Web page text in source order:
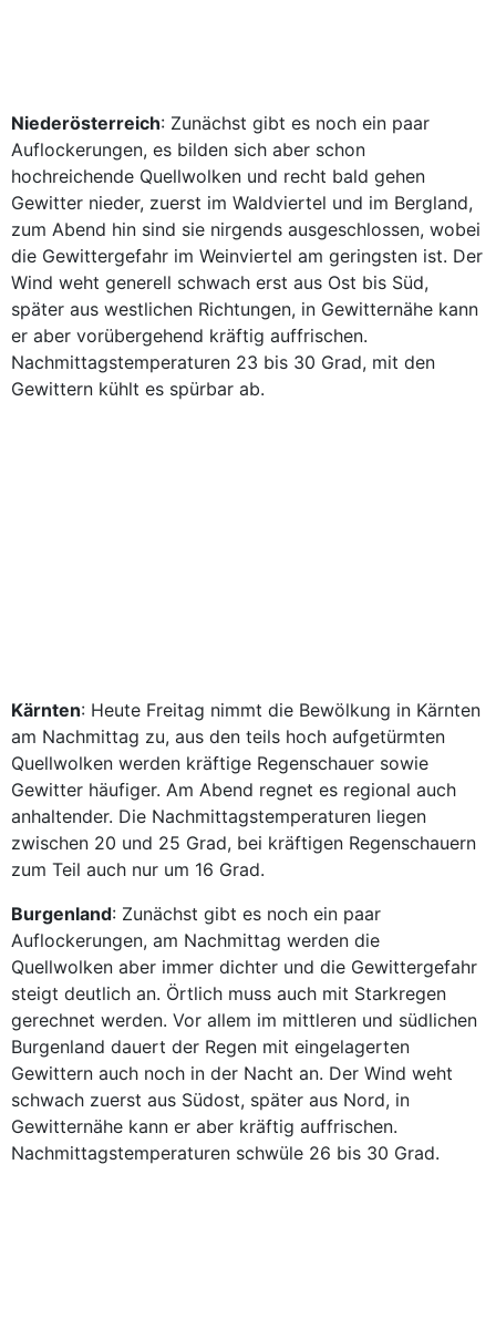
Niederösterreich: Zunächst gibt es noch ein paar
Auflockerungen, es bilden sich aber schon
hochreichende Quellwolken und recht bald gehen
Gewitter nieder, zuerst im Waldviertel und im Bergland,
zum Abend hin sind sie nirgends ausgeschlossen, wobei
die Gewittergefahr im Weinviertel am geringsten ist. Der
Wind weht generell schwach erst aus Ost bis Süd,
später aus westlichen Richtungen, in Gewitternähe kann
er aber vorübergehend kräftig auffrischen.
Nachmittagstemperaturen 23 bis 30 Grad, mit den
Gewittern kühlt es spürbar ab.
Kärnten: Heute Freitag nimmt die Bewölkung in Kärnten
am Nachmittag zu, aus den teils hoch aufgetürmten
Quellwolken werden kräftige Regenschauer sowie
Gewitter häufiger. Am Abend regnet es regional auch
anhaltender. Die Nachmittagstemperaturen liegen
zwischen 20 und 25 Grad, bei kräftigen Regenschauern
zum Teil auch nur um 16 Grad.
Burgenland: Zunächst gibt es noch ein paar
Auflockerungen, am Nachmittag werden die
Quellwolken aber immer dichter und die Gewittergefahr
steigt deutlich an. Örtlich muss auch mit Starkregen
gerechnet werden. Vor allem im mittleren und südlichen
Burgenland dauert der Regen mit eingelagerten
Gewittern auch noch in der Nacht an. Der Wind weht
schwach zuerst aus Südost, später aus Nord, in
Gewitternähe kann er aber kräftig auffrischen.
Nachmittagstemperaturen schwüle 26 bis 30 Grad.